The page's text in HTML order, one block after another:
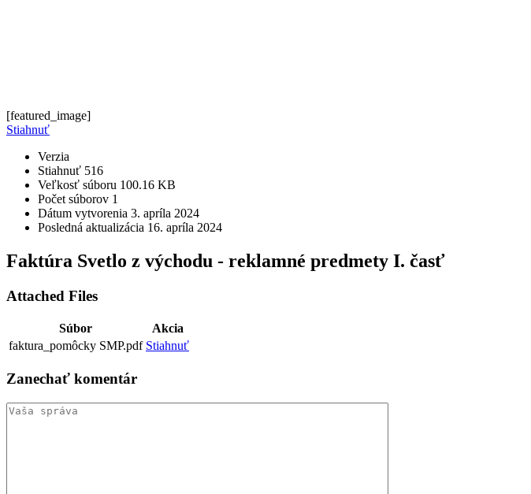
[featured_image]
Stiahnuť
Verzia
Stiahnuť 516
Veľkosť súboru 100.16 KB
Počet súborov 1
Dátum vytvorenia 3. apríla 2024
Posledná aktualizácia 16. apríla 2024
Faktúra Svetlo z východu - reklamné predmety I. časť
Attached Files
Súbor
Akcia
faktura_pomôcky SMP.pdf Stiahnuť
Zanechať komentár